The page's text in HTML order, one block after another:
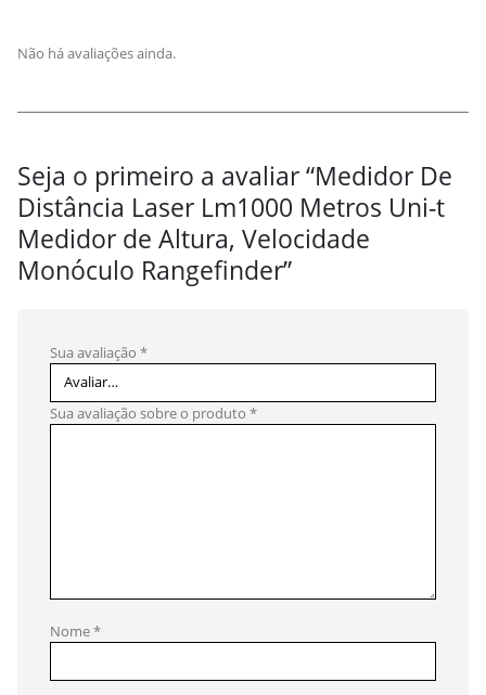
Não há avaliações ainda.
Seja o primeiro a avaliar “Medidor De
Distância Laser Lm1000 Metros Uni-t
Medidor de Altura, Velocidade
Monóculo Rangefinder”
Sua avaliação *
Sua avaliação sobre o produto *
Nome*